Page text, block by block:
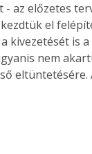
- az előzetes
el
kivezetését is
nem